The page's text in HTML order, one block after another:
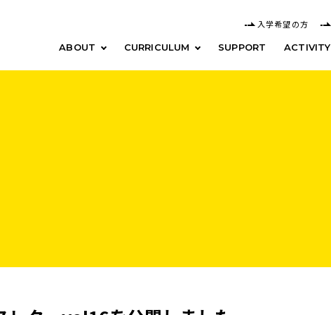
入学希望の方
ABOUT CURRICULUM SUPPORT ACTIVITY